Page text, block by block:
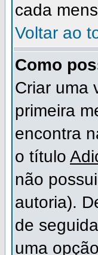
cada
Voltar ao
Como
Criar uma
primeira
encontra
o título
não
autoria).
de
uma